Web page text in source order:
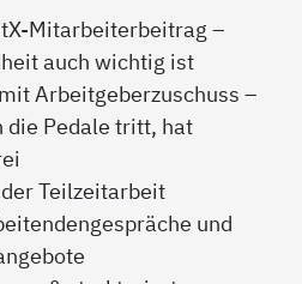
Mitarbeiterbeitrag –
auch wichtig ist
Arbeitgeberzuschuss –
die Pedale tritt, hat
Teilzeitarbeit
und